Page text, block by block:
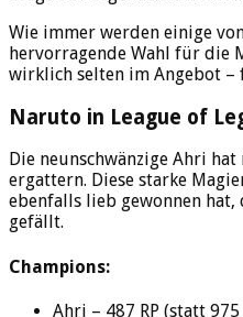
Wie immer werden einige
hervorragende Wahl für die
wirklich selten im Angebot –
Naruto in League of
Die neunschwänzige Ahri
ergattern. Diese starke
ebenfalls lieb gewonnen hat,
gefällt.
Champions:
Ahri – 487 RP (statt